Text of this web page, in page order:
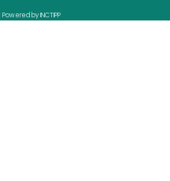
Powered by INCTIPP